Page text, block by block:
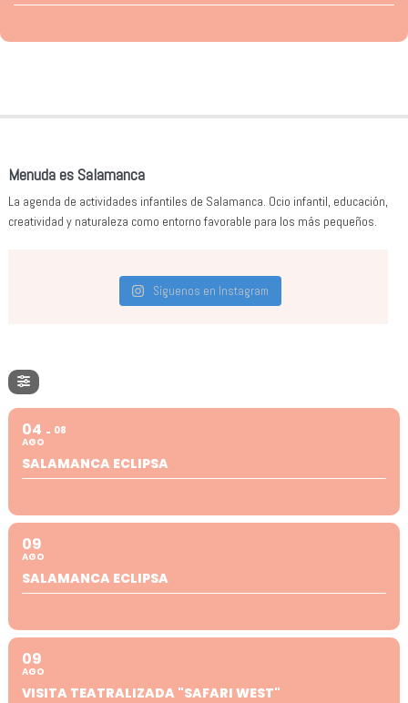
Menuda es Salamanca
La agenda de actividades infantiles de Salamanca. Ocio infantil, educación,
creatividad y naturaleza como entorno favorable para los más pequeños.
Síguenos en Instagram
04
AGO
08
SALAMANCA ECLIPSA
09
AGO
SALAMANCA ECLIPSA
09
AGO
VISITA TEATRALIZADA "SAFARI WEST"